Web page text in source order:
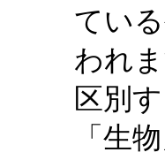
てい
われ
区別
「生